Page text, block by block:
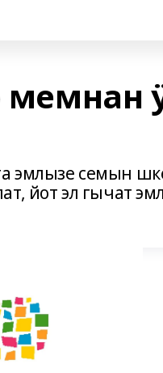
мемнан
эмлызе семын
йот эл гычат